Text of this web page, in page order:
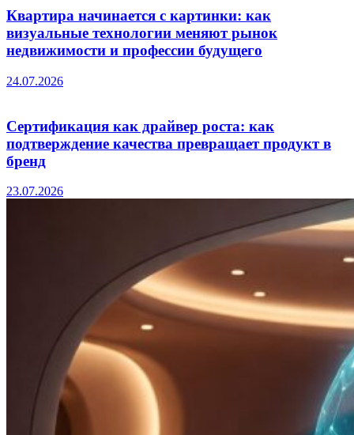
Квартира начинается с картинки: как
визуальные технологии меняют рынок
недвижимости и профессии будущего
24.07.2026
Сертификация как драйвер роста: как
подтверждение качества превращает продукт в
бренд
23.07.2026